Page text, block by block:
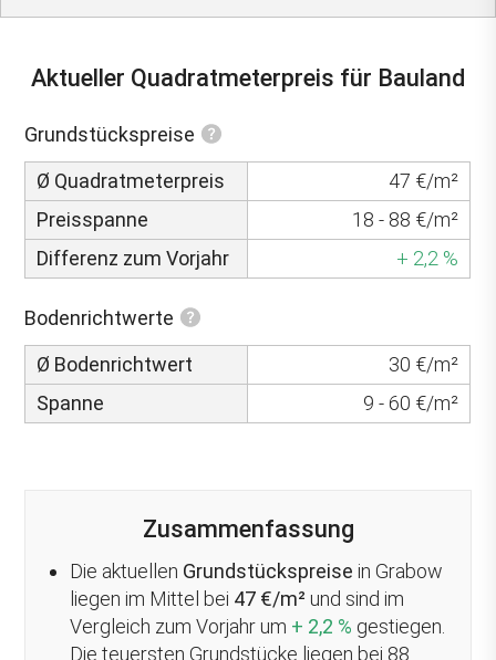
Aktueller Quadratmeterpreis für Bauland
Grundstückspreise
Ø Quadratmeterpreis
47 €/m²
Preisspanne
18 - 88 €/m²
Differenz zum Vorjahr
+ 2,2 %
Bodenrichtwerte
Ø Bodenrichtwert
30 €/m²
Spanne
9 - 60 €/m²
Zusammenfassung
Die aktuellen Grundstückspreise in Grabow
liegen im Mittel bei 47 €/m² und sind im
Vergleich zum Vorjahr um + 2,2 % gestiegen
Die teuersten Grundstücke liegen bei 88